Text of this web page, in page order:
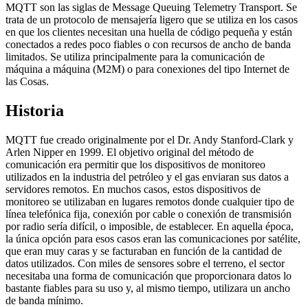
MQTT son las siglas de Message Queuing Telemetry Transport. Se
trata de un protocolo de mensajería ligero que se utiliza en los casos
en que los clientes necesitan una huella de código pequeña y están
conectados a redes poco fiables o con recursos de ancho de banda
limitados. Se utiliza principalmente para la comunicación de
máquina a máquina (M2M) o para conexiones del tipo Internet de
las Cosas.
Historia
MQTT fue creado originalmente por el Dr. Andy Stanford-Clark y
Arlen Nipper en 1999. El objetivo original del método de
comunicación era permitir que los dispositivos de monitoreo
utilizados en la industria del petróleo y el gas enviaran sus datos a
servidores remotos. En muchos casos, estos dispositivos de
monitoreo se utilizaban en lugares remotos donde cualquier tipo de
línea telefónica fija, conexión por cable o conexión de transmisión
por radio sería difícil, o imposible, de establecer. En aquella época,
la única opción para esos casos eran las comunicaciones por satélite,
que eran muy caras y se facturaban en función de la cantidad de
datos utilizados. Con miles de sensores sobre el terreno, el sector
necesitaba una forma de comunicación que proporcionara datos lo
bastante fiables para su uso y, al mismo tiempo, utilizara un ancho
de banda mínimo.